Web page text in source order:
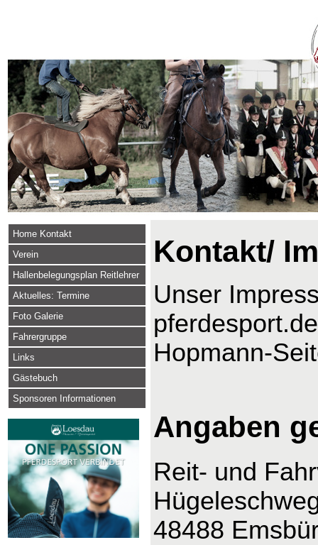
Home Kontakt
Verein
Hallenbelegungsplan Reitlehrer
Aktuelles: Termine
Foto Galerie
Fahrergruppe
Links
Gästebuch
Sponsoren Informationen
Kontakt/
Unser
Hopmann-
Angaben
Reit- und
48488